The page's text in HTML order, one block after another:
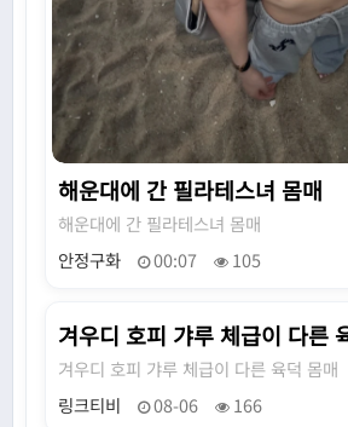
해운대에 간 필라테스녀 몸매
해운대에 간 필라테스녀 몸매
안정구화
00:07 105
겨우디 호피 갸루 체급이 다른
겨우디 호피 갸루 체급이 다른 육덕 몸매
링크티비
08-06 166